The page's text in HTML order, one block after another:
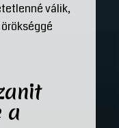
válik,
a